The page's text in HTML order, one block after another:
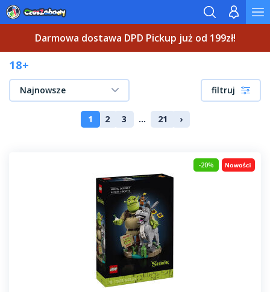
Darmowa dostawa DPD Pickup już od 199zł!
18+
Najnowsze filtruj
1 2 3 ... 21 ›
-20%